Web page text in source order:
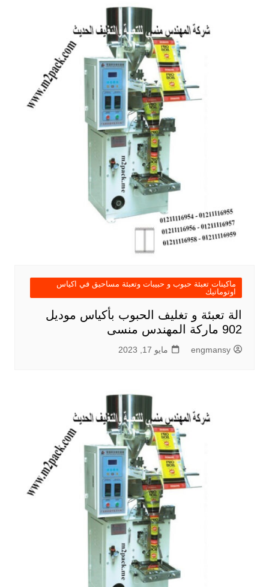
ماكينات تعبئة حبوب و حبيبات وتعبئة مساحيق في اكياس
اوتوماتيك
الة تعبئة و تغليف الحبوب بأكياس موديل
902 ماركة المهندس منسى
engmansy مايو 17, 2023